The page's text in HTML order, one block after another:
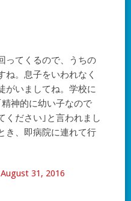
ってくるので、うちの
ね。息子をいわれなく
がいましてね。学校に
神的に幼い子なので
ください｣と言われまし
き、即病院に連れて行
August 31, 2016